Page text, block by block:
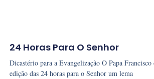
24 Horas Para O Senhor
Dicastério para a Evangelização O Papa
edição das 24 horas para o Senhor um lema